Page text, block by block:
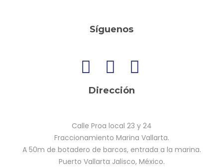
Síguenos
Dirección
Calle Proa local 23 y 24
Fraccionamiento Marina Vallarta.
A 50m de botadero de barcos, entrada a la marina.
Puerto Vallarta Jalisco, México.